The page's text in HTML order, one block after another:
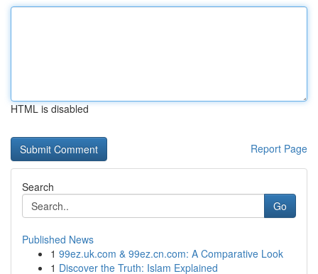
HTML is disabled
Report Page
Search
Go
Published News
1 99ez.uk.com & 99ez.cn.com: A Comparative Look
1 Discover the Truth: Islam Explained